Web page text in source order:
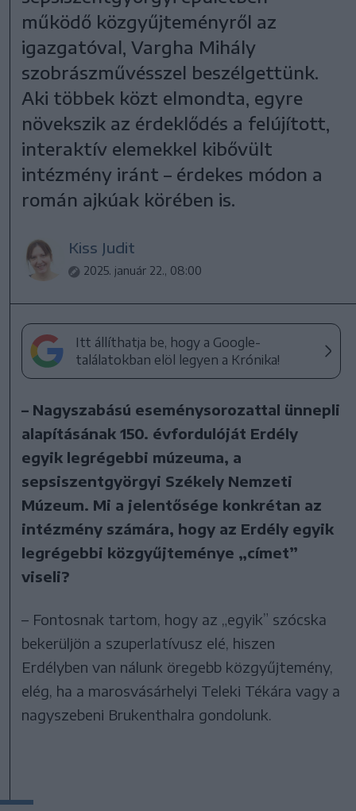
működő közgyűjteményről az
igazgatóval, Vargha Mihály
szobrászművésszel beszélgettünk.
Aki többek közt elmondta, egyre
növekszik az érdeklődés a felújított,
interaktív elemekkel kibővült
intézmény iránt – érdekes módon a
román ajkúak körében is.
Kiss Judit
2025. január 22., 08:00
Itt állíthatja be, hogy a Google-
találatokban elöl legyen a Krónika!
– Nagyszabású eseménysorozattal ünnepli
alapításának 150. évfordulóját Erdély
egyik legrégebbi múzeuma, a
sepsiszentgyörgyi Székely Nemzeti
Múzeum. Mi a jelentősége konkrétan az
intézmény számára, hogy az Erdély egyik
legrégebbi közgyűjteménye „címet”
viseli?
– Fontosnak tartom, hogy az „egyik” szócska
bekerüljön a szuperlatívusz elé, hiszen
Erdélyben van nálunk öregebb közgyűjtemény,
elég, ha a marosvásárhelyi Teleki Tékára vagy a
nagyszebeni Brukenthalra gondolunk.